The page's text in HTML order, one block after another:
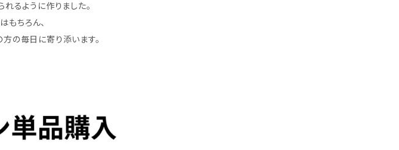
るように作りました。
もちろん、
の毎日に寄り添います。